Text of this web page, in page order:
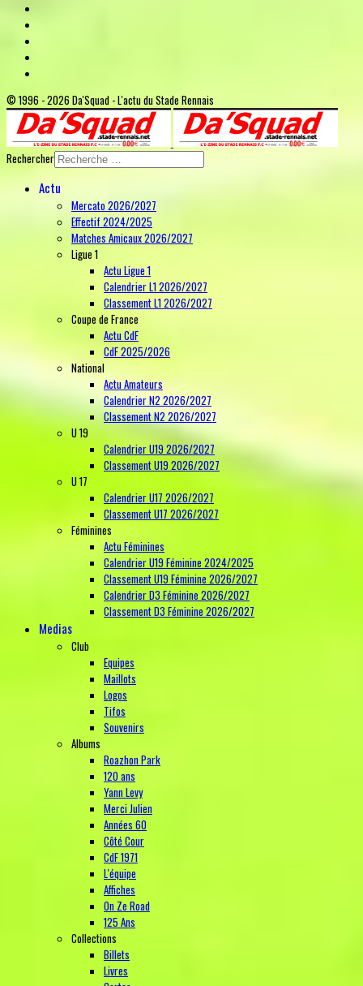
© 1996 - 2026 Da'Squad - L'actu du Stade Rennais
Rechercher
Actu
Mercato 2026/2027
Effectif 2024/2025
Matches Amicaux 2026/2027
Ligue 1
Actu Ligue 1
Calendrier L1 2026/2027
Classement L1 2026/2027
Coupe de France
Actu CdF
CdF 2025/2026
National
Actu Amateurs
Calendrier N2 2026/2027
Classement N2 2026/2027
U 19
Calendrier U19 2026/2027
Classement U19 2026/2027
U 17
Calendrier U17 2026/2027
Classement U17 2026/2027
Féminines
Actu Féminines
Calendrier U19 Féminine 2024/2025
Classement U19 Féminine 2026/2027
Calendrier D3 Féminine 2026/2027
Classement D3 Féminine 2026/2027
Medias
Club
Equipes
Maillots
Logos
Tifos
Souvenirs
Albums
Roazhon Park
120 ans
Yann Levy
Merci Julien
Années 60
Côté Cour
CdF 1971
L'équipe
Affiches
On Ze Road
125 Ans
Collections
Billets
Livres